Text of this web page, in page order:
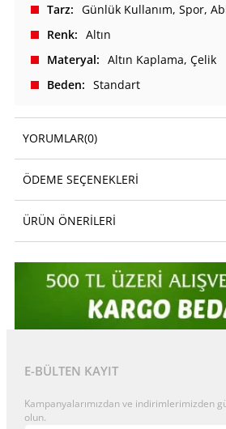
Tarz Günlük Kullanım Spor
Renk
Altın
Materyal
Altın Kaplama Çelik
Beden
Standart
YORUMLAR(0)
ÖDEME SEÇENEKLERI
ÜRÜN ÖNERILERI
E-BÜLTEN KAYIT
Kampanyalarımızdan ve indirimlerimizden
olun.